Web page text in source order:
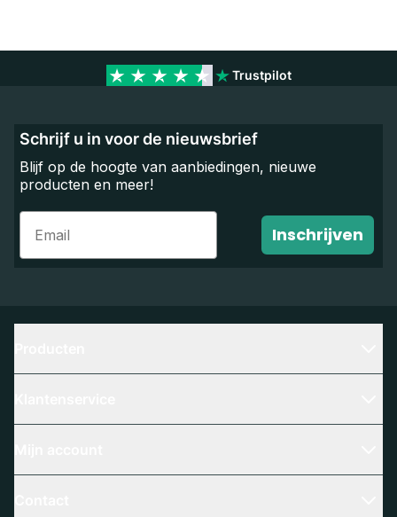
Trustpilot
Schrijf u in voor de nieuwsbrief
Blijf op de hoogte van aanbiedingen, nieuwe
producten en meer!
Email
Inschrijven